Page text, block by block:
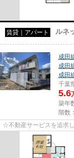
賃貸｜アパート ルネ
成田
成田
成田
千葉
5.6
築年
階数
☆不動産サービスを追求